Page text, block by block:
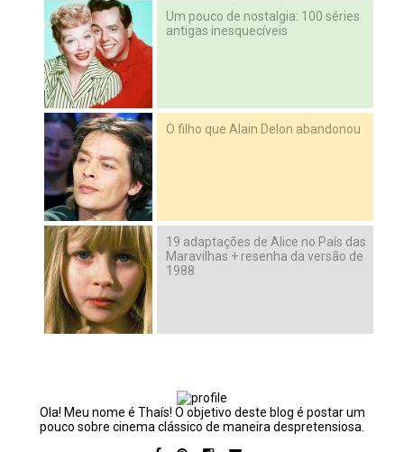
Um pouco de nostalgia: 100 séries
antigas inesquecíveis
O filho que Alain Delon abandonou
19 adaptações de Alice no País das
Maravilhas + resenha da versão de
1988
Ola! Meu nome é Thaís! O objetivo deste blog é postar um
pouco sobre cinema clássico de maneira despretensiosa.